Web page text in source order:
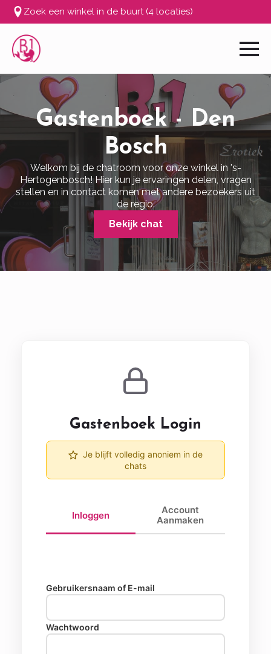
Zoek een winkel in de buurt (4 locaties)
Gastenboek - Den
Bosch
Welkom bij de chatroom voor onze winkel in 's-
Hertogenbosch! Hier kun je ervaringen delen, vragen
stellen en in contact komen met andere bezoekers uit
de regio.
Bekijk chat
Gastenboek Login
Je blijft volledig anoniem in de
chats
Inloggen
Account
Aanmaken
Gebruikersnaam of E-mail
Wachtwoord